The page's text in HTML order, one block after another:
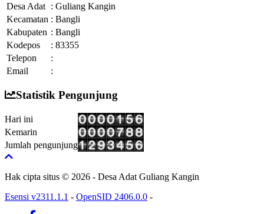
Desa Adat : Guliang Kangin
Kecamatan : Bangli
Kabupaten : Bangli
Kodepos
: 83355
Telepon
:
Email
:
Statistik Pengunjung
Hari ini
Kemarin
Jumlah pengunjung
Hak cipta situs © 2026 - Desa Adat Guliang Kangin
Esensi v2311.1.1 - OpenSID 2406.0.0 -